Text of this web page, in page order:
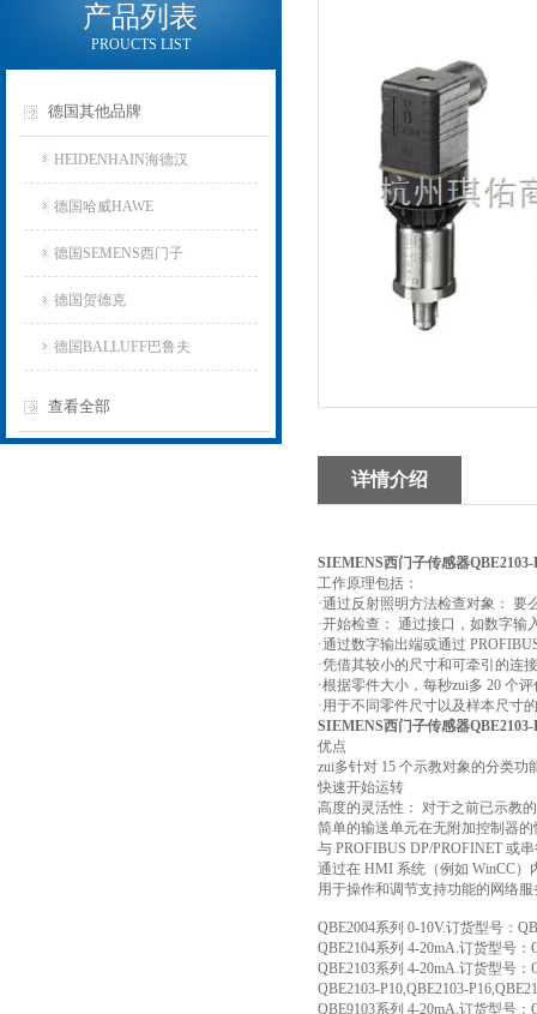
产品列表
PROUCTS LIST
德国其他品牌
HEIDENHAIN海德汉
德国哈威HAWE
德国SEMENS西门子
德国贺德克
德国BALLUFF巴鲁夫
查看全部
详情介绍
SIEMENS西门子传感器QBE2103-
工作原理包括：
·通过反射照明方法检查对象：
·开始检查： 通过接口，如数字输
·通过数字输出端或通过
·凭借其较小的尺寸和可牵引的连
·根据零件大小，每秒zui多 20 个
·用于不同零件尺寸以及样本尺寸
SIEMENS西门子传感器QBE2103-
优点
zui多针对 15 个示教对象的分类功
快速开始运转 –
高度的灵活性： 对于之前已示教
简单的输送单元在无附加控制器
与 PROFIBUS DP/PROFINET 或
通过在 HMI 系统（例如 WinCC
用于操作和调节支持功能的网络服
QBE2004系列 0-10V.订货型号：
QBE2104系列 4-20mA.订货型号：
QBE2103系列 4-20mA.订货型号：
QBE2103-P10,QBE2103-
QBE9103系列 4-20mA.订货型号：